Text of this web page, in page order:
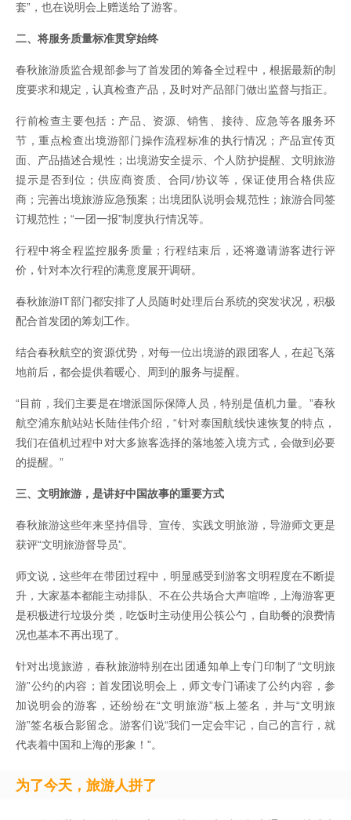
套”，也在说明会上赠送给了游客。
二、将服务质量标准贯穿始终
春秋旅游质监合规部参与了首发团的筹备全过程中，根据最新的制
度要求和规定，认真检查产品，及时对产品部门做出监督与指正。
行前检查主要包括：产品、资源、销售、接待、应急等各服务环
节，重点检查出境游部门操作流程标准的执行情况；产品宣传页
面、产品描述合规性；出境游安全提示、个人防护提醒、文明旅游
提示是否到位；供应商资质、合同/协议等，保证使用合格供应
商；完善出境旅游应急预案；出境团队说明会规范性；旅游合同签
订规范性；“一团一报”制度执行情况等。
行程中将全程监控服务质量；行程结束后，还将邀请游客进行评
价，针对本次行程的满意度展开调研。
春秋旅游IT部门都安排了人员随时处理后台系统的突发状况，积极
配合首发团的筹划工作。
结合春秋航空的资源优势，对每一位出境游的跟团客人，在起飞落
地前后，都会提供着暖心、周到的服务与提醒。
“目前，我们主要是在增派国际保障人员，特别是值机力量。”春秋
航空浦东航站站长陆佳伟介绍，“针对泰国航线快速恢复的特点，
我们在值机过程中对大多旅客选择的落地签入境方式，会做到必要
的提醒。”
三、文明旅游，是讲好中国故事的重要方式
春秋旅游这些年来坚持倡导、宣传、实践文明旅游，导游师文更是
获评“文明旅游督导员”。
师文说，这些年在带团过程中，明显感受到游客文明程度在不断提
升，大家基本都能主动排队、不在公共场合大声喧哗，上海游客更
是积极进行垃圾分类，吃饭时主动使用公筷公勺，自助餐的浪费情
况也基本不再出现了。
针对出境旅游，春秋旅游特别在出团通知单上专门印制了“文明旅
游”公约的内容；首发团说明会上，师文专门诵读了公约内容，参
加说明会的游客，还纷纷在“文明旅游”板上签名，并与“文明旅
游”签名板合影留念。游客们说“我们一定会牢记，自己的言行，就
代表着中国和上海的形象！”。
为了今天，旅游人拼了